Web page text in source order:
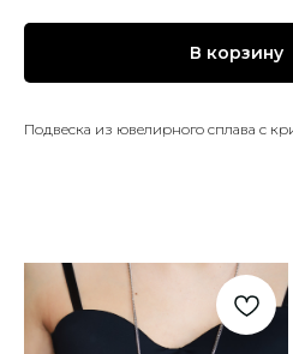
В корзину
Подвеска из ювелирного сплава с